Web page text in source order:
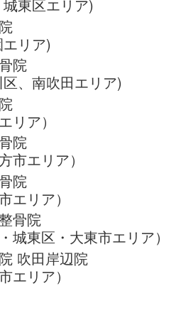
東区エリア)
リア)
院
、南吹田エリア)
リア）
院
市エリア）
院
エリア）
骨院
城東区・大東市エリア）
吹田岸辺院
エリア）